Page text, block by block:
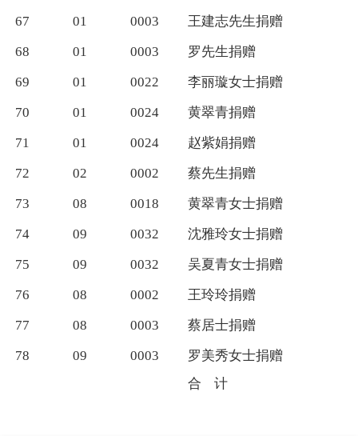
67
01 0003
王建志先生捐赠
68
01 0003
罗先生捐赠
69
01 0022
李丽璇女士捐赠
70
01 0024
黄翠青捐赠
71
01 0024
赵紫娟捐赠
72
02 0002
蔡先生捐赠
73
08 0018
黄翠青女士捐赠
74
09 0032
沈雅玲女士捐赠
75
09 0032
吴夏青女士捐赠
76
08 0002
王玲玲捐赠
77
08 0003
蔡居士捐赠
78
09 0003
罗美秀女士捐赠
合
计